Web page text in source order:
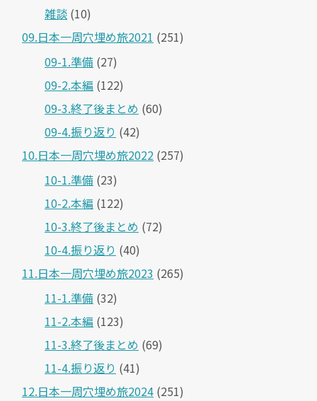
雑談 (10)
09.日本一周穴埋め旅2021 (251)
09-1.準備 (27)
09-2.本編 (122)
09-3.終了後まとめ (60)
09-4.振り返り (42)
10.日本一周穴埋め旅2022 (257)
10-1.準備 (23)
10-2.本編 (122)
10-3.終了後まとめ (72)
10-4.振り返り (40)
11.日本一周穴埋め旅2023 (265)
11-1.準備 (32)
11-2.本編 (123)
11-3.終了後まとめ (69)
11-4.振り返り (41)
12.日本一周穴埋め旅2024 (251)